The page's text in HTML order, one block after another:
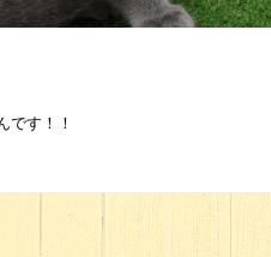
です！！